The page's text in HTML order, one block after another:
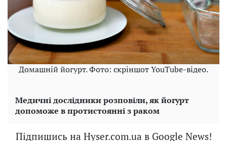
Домашній йогурт. Фото: скріншот YouTube-відео.
Медичні дослідники розповіли, як йогурт
допоможе в протистоянні з раком
Підпишись на Hyser.com.ua в Google News!